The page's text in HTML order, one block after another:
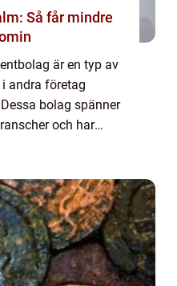
Så får mindre
är en typ av
andra företag
bolag spänner
och har